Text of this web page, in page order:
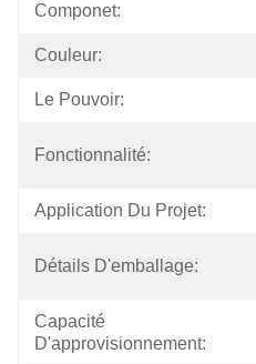
Componet:
Couleur:
Le Pouvoir:
Fonctionnalité:
Application Du Projet:
Détails D'emballage:
Capacité
D'approvisionnement: